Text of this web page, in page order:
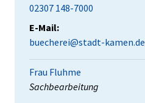
02307 148-7000
E-Mail:
buecherei@stadt-kamen.de
Frau Fluhme
Position:
Sachbearbeitung